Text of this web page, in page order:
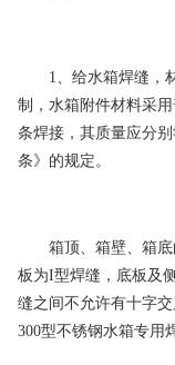
1、给水箱焊缝，材
制，水箱附件材料采
条焊接，其质量应分
条》的规定。
箱顶、箱壁、箱底
板为I型焊缝，底板及
缝之间不允许有十字
300型不锈钢水箱专用